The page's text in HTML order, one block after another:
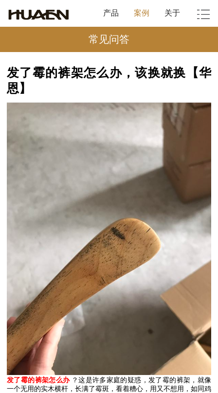
产品 案例 关于
常见问答
发了霉的裤架怎么办，该换就换【华
恩】
发了霉的裤架怎么办 ？这是许多家庭的疑惑，发了霉的裤架，就像
一个无用的实木横杆，长满了霉斑，看着糟心，用又不想用，如同鸡